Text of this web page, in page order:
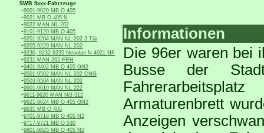
SWB 9xxx-Fahrzeuge
-9001-9020 MB O 405
-9021 MB O 405 N
-9022 MAN NL 202
-9101-9120 MB O 405
-9201-9204 MAN NL 202 3 Tür
-9205-9229 MAN NL 202
-9230, 9232-9235 Neoplan N 4021 NF
-9231 MAN 262 FRH
-9401-9402 MB O 405 GN2
-9501-9502 MAN NL 232 CNG
-9503-9504 MAN NL 202
-9601-9610 MAN NL 222
-9611-9620 MAN NG 312
-9621-9624 MB O 405 GN2
-9631 MB O 405
-9701-9716 MB O 405 N2
-9717-9721 MB O 530
-9801-9825 MB O 405 N2
Informationen
Die 96er waren bei
Busse der
Armaturenbrett
Anzeigen